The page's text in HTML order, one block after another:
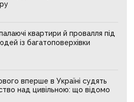
квартири й провалля під
із багатоповерхівки
вперше в Україні судять
над цивільною: що відомо